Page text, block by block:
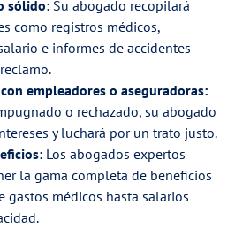
sólido: Su abogado recopilará
como registros médicos,
e informes de accidentes
empleadores o aseguradoras:
o rechazado, su abogado
y luchará por un trato justo.
Los abogados expertos
la gama completa de beneficios
gastos médicos hasta salarios